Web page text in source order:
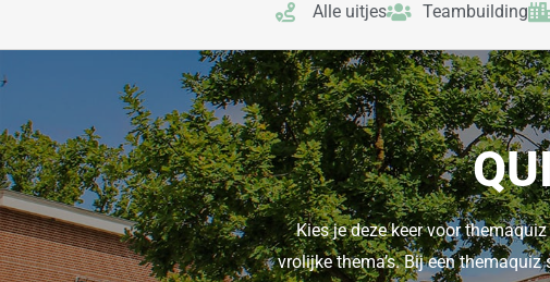
Alle uitjes Teambuilding
Kies je deze keer voor
vrolijke thema’s. Bij een